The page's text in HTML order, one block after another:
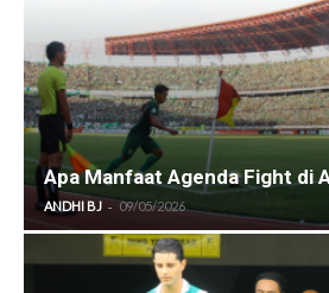
Apa Manfaat Agenda Fight di
ANDHI BJ - 09/05/2026